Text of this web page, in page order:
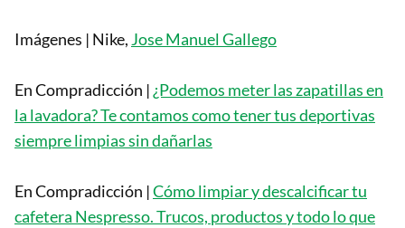
Imágenes | Nike, Jose Manuel Gallego
En Compradicción | ¿Podemos meter las zapatillas en
la lavadora? Te contamos como tener tus deportivas
siempre limpias sin dañarlas
En Compradicción |Cómo limpiar y descalcificar tu
cafetera Nespresso. Trucos, productos y todo lo que